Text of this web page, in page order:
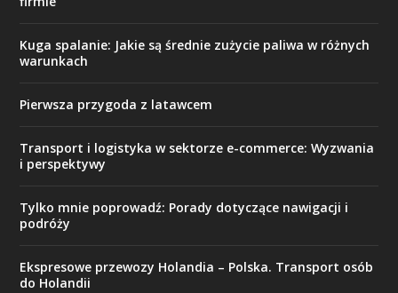
Kuga spalanie: Jakie są średnie zużycie paliwa w różnych
warunkach
Pierwsza przygoda z latawcem
Transport i logistyka w sektorze e-commerce: Wyzwania
i perspektywy
Tylko mnie poprowadź: Porady dotyczące nawigacji i
podróży
Ekspresowe przewozy Holandia – Polska. Transport osób
do Holandii